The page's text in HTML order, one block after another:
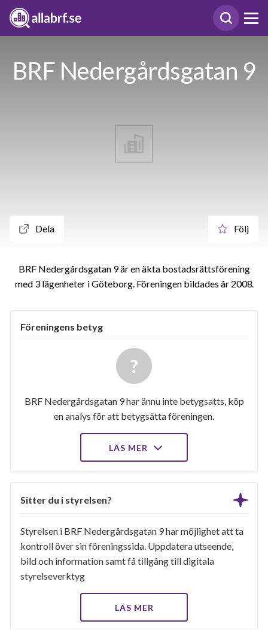
BRF Nedergårdsgatan 9
Dela Följ
BRF Nedergårdsgatan 9 är en äkta bostadsrättsförening
med 3 lägenheter i Göteborg. Föreningen bildades år 2008
Föreningens betyg
BRF Nedergårdsgatan 9 har ännu inte betygsatts, köp
en analys för att betygsätta föreningen.
LÄS MER
Sitter du i styrelsen?
Styrelsen i BRF Nedergårdsgatan 9 har möjlighet att ta
kontroll över sin föreningssida. Uppdatera utseende,
bild och information samt få tillgång till digitala
styrelseverktyg
LÄS MER